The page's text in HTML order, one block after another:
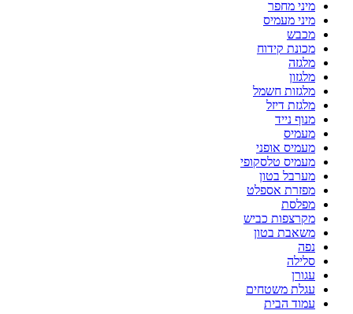
מיני מחפר
מיני מעמיס
מכבש
מכונת קידוח
מלגזה
מלגזון
מלגזות חשמל
מלגזת דיזל
מנוף נייד
מעמיס
מעמיס אופני
מעמיס טלסקופי
מערבל בטון
מפזרת אספלט
מפלסת
מקרצפות כביש
משאבת בטון
נפה
סלילה
עגורן
עגלת משטחים
עמוד הבית